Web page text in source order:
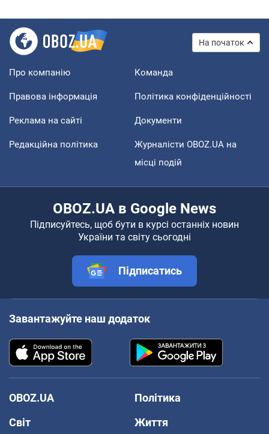
На початок
Про компанію Команда
Правова інформація Політика конфіденційності
Реклама на сайті Документи
Редакційна політика
Журналісти OBOZ.UA на
місці подій
OBOZ.UA в Google News
Підписуйтесь, щоб бути в курсі останніх новин
України та світу сьогодні
Підписатись
Завантажуйте наш додаток
OBOZ.UA
Політика
Світ
Життя